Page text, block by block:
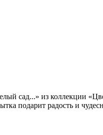
сад...» из коллекции
подарит радость и